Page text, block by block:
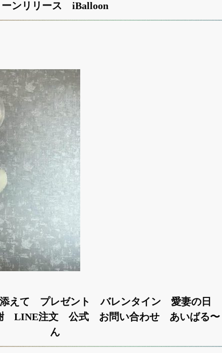
ーンリリース iBalloon
えて プレゼント バレンタイン 愛妻の日
LINE注文 公式 お問い合わせ あいばる〜
ん